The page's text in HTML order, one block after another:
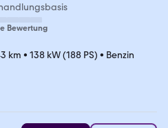
Bewertung
km • 138 kW (188 PS) • Benzin